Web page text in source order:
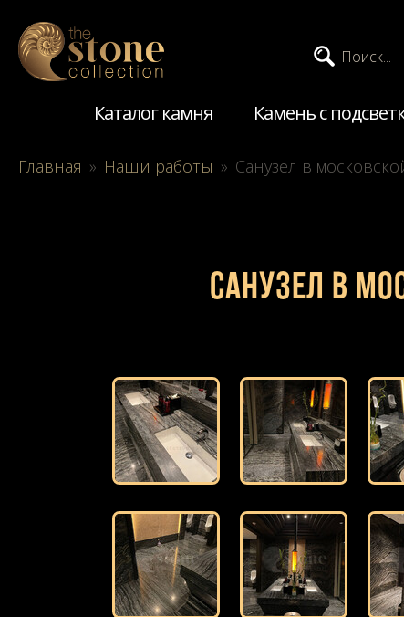
Поиск...
Каталог камня Камень с
Главная » Наши работы » Санузел в
Санузел в